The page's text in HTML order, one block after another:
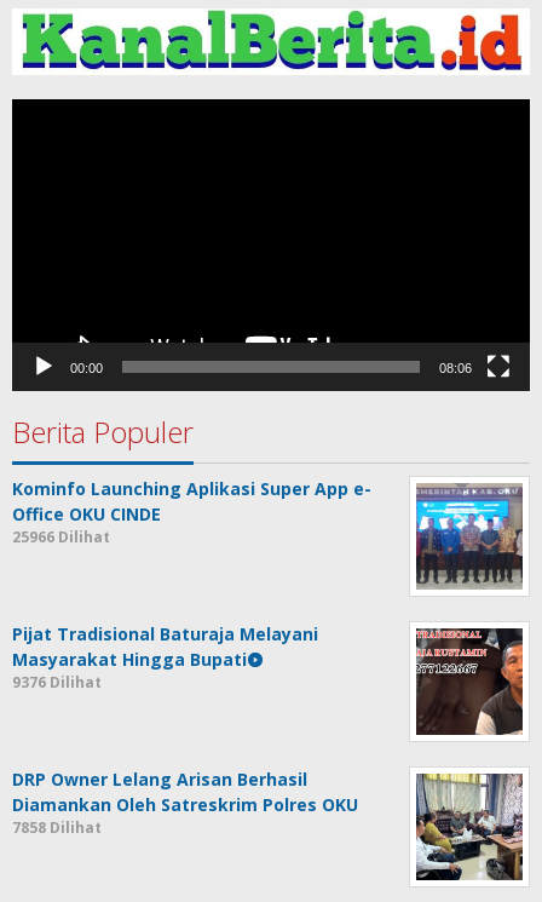
00:00 08:06
Berita Populer
Kominfo Launching Aplikasi Super App e-
Office OKU CINDE
25966 Dilihat
Pijat Tradisional Baturaja Melayani
Masyarakat Hingga Bupati
9376 Dilihat
DRP Owner Lelang Arisan Berhasil
Diamankan Oleh Satreskrim Polres OKU
7858 Dilihat